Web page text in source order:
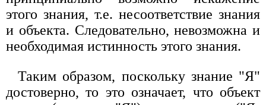
этого знания, т.е. несоответствие знания
и объекта. Следовательно, невозможна и
необходимая истинность этого знания.
Таким образом, поскольку знание "Я"
достоверно, то это означает, что объект